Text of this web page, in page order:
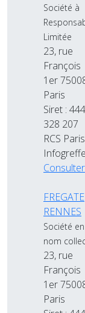
Société à
Limitée
23, rue
François
1er
Paris
Siret : 444
328 207
RCS Paris
Consulter
FREGATE
RENNES
Société en
nom
23, rue
François
1er
Paris